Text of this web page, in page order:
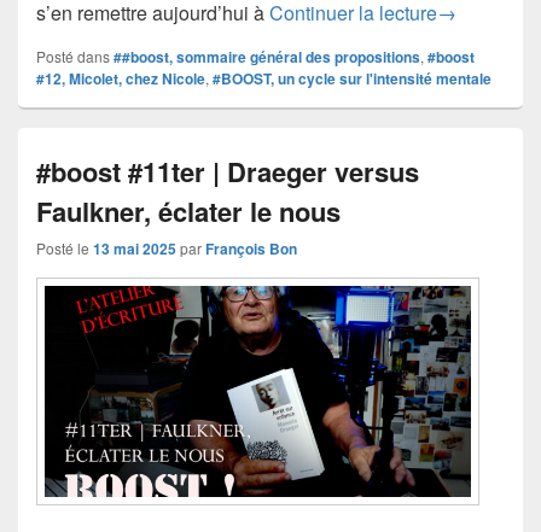
s’en remettre aujourd’hui àContinuer la lecture#boost #12
→
Posté dans##boost, sommaire général des propositions, #boost
#12, Micolet, chez Nicole, #BOOST, un cycle sur l'intensité mentale
#boost #11ter | Draeger versus
Faulkner, éclater le nous
Posté le 13 mai 2025parFrançois Bon